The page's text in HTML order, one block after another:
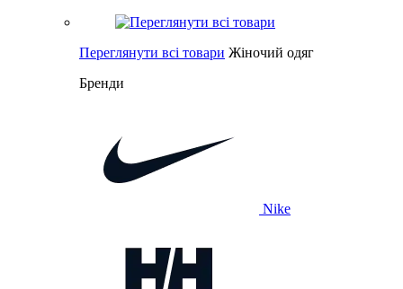
Переглянути всі товари Жіночий одяг
Бренди
Nike